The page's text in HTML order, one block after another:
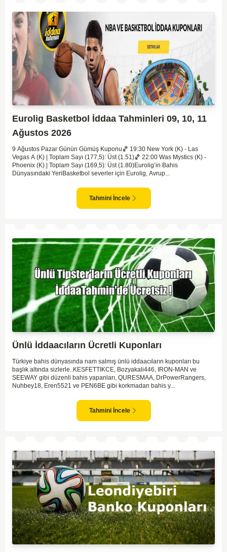
Eurolig Basketbol İddaa Tahminleri 09, 10, 11
Ağustos 2026
9 Ağustos Pazar Günün Gümüş Kuponu​🏀 19:30 New York (K) - Las
Vegas A (K) | Toplam Sayı (177,5): Üst (1.51)🏀 22:00 Was Mystics (K) -
Phoenix (K) | Toplam Sayı (169,5): Üst (1.80)Eurolig’in Bahis
Dünyasındaki YeriBasketbol severler için Eurolig, Avrup...
Tahmini İncele
Ünlü İddaacıların Ücretli Kuponları
Türkiye bahis dünyasında nam salmış ünlü iddaacıların kuponları bu
başlık altında sizlerle..KESFETTIKCE, Bozyakali446, IRON-MAN ve
SEEWAY gibi düzenli bahis yapanları, QURESMAA, DrPowerRangers,
Nuhbey18, Eren5521 ve PEN6BE gibi korkmadan bahis y...
Tahmini İncele